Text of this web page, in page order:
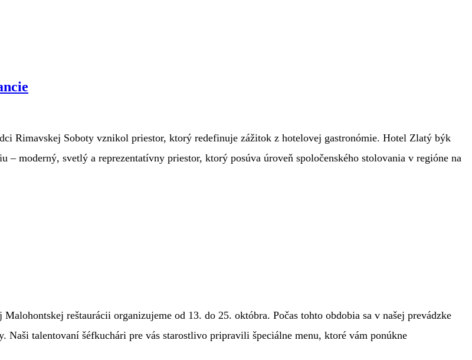
Rimavskej Soboty vznikol priestor, ktorý redefinuje zážitok z hotelovej gastronómie. Hotel Zlatý býk
– moderný, svetlý a reprezentatívny priestor, ktorý posúva úroveň spoločenského stolovania v regióne na
reštaurácii organizujeme od 13. do 25. októbra. Počas tohto obdobia sa v našej prevádzke
Naši talentovaní šéfkuchári pre vás starostlivo pripravili špeciálne menu, ktoré vám ponúkne